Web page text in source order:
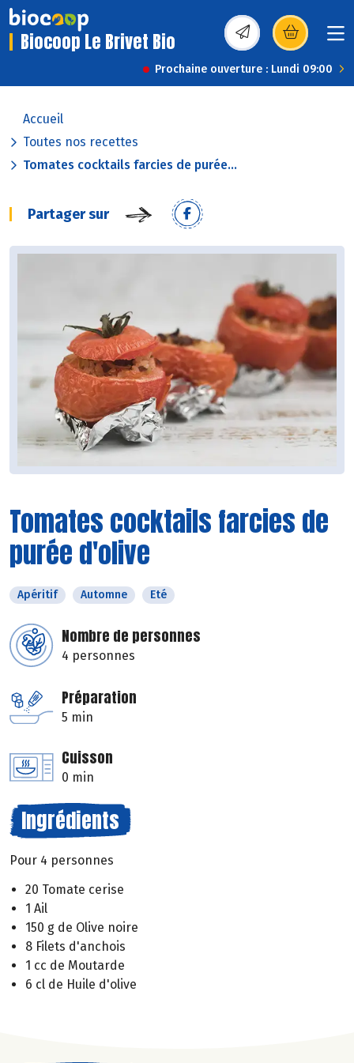
Biocoop Le Brivet Bio (s’ouvre dans une
Prochaine ouverture : Lundi 09:00
Accueil
Toutes nos recettes
Tomates cocktails farcies de purée...
Partager sur
Tomates cocktails farcies de
purée d'olive
Apéritif Automne Eté
Nombre de personnes
4 personnes
Préparation
5 min
Cuisson
0 min
Ingrédients
Pour 4 personnes
20 Tomate cerise
1 Ail
150 g de Olive noire
8 Filets d'anchois
1 cc de Moutarde
6 cl de Huile d'olive